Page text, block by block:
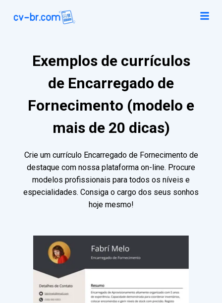
Exemplos de currículos
de Encarregado de
Fornecimento (modelo e
mais de 20 dicas)
Crie um currículo Encarregado de Fornecimento de
destaque com nossa plataforma on-line. Procure
modelos profissionais para todos os níveis e
especialidades. Consiga o cargo dos seus sonhos
hoje mesmo!